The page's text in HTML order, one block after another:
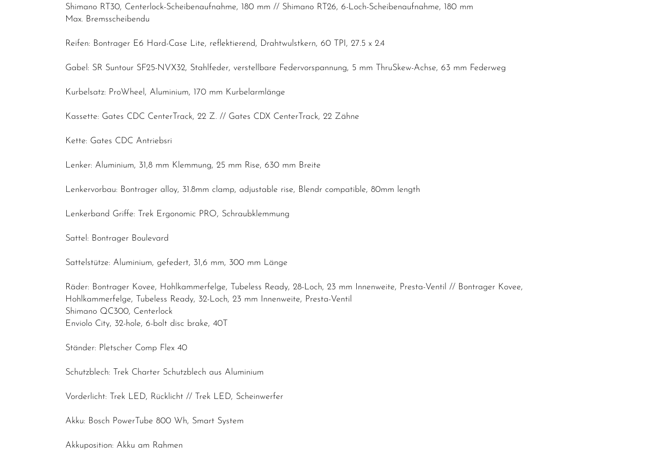
Shimano RT30, Centerlock-Scheibenaufnahme, 180 mm // Shimano RT26, 6-Loch-Scheibenaufnahme, 180 mm
Max. Bremsscheibendu
Reifen: Bontrager E6 Hard-Case Lite, reflektierend, Drahtwulstkern, 60 TPI, 27.5 x 2.4
Gabel: SR Suntour SF25-NVX32, Stahlfeder, verstellbare Federvorspannung, 5 mm ThruSkew-Achse, 63 mm Federweg
Kurbelsatz: ProWheel, Aluminium, 170 mm Kurbelarmlänge
Kassette: Gates CDC CenterTrack, 22 Z. // Gates CDX CenterTrack, 22 Zähne
Kette: Gates CDC Antriebsri
Lenker: Aluminium, 31,8 mm Klemmung, 25 mm Rise, 630 mm Breite
Lenkervorbau: Bontrager alloy, 31.8mm clamp, adjustable rise, Blendr compatible, 80mm length
Lenkerband Griffe: Trek Ergonomic PRO, Schraubklemmung
Sattel: Bontrager Boulevard
Sattelstütze: Aluminium, gefedert, 31,6 mm, 300 mm Länge
Räder: Bontrager Kovee, Hohlkammerfelge, Tubeless Ready, 28-Loch, 23 mm Innenweite, Presta-Ventil // Bontrager Kovee,
Hohlkammerfelge, Tubeless Ready, 32-Loch, 23 mm Innenweite, Presta-Ventil
Shimano QC300, Centerlock
Enviolo City, 32-hole, 6-bolt disc brake, 40T
Ständer: Pletscher Comp Flex 40
Schutzblech: Trek Charter Schutzblech aus Aluminium
Vorderlicht: Trek LED, Rücklicht // Trek LED, Scheinwerfer
Akku: Bosch PowerTube 800 Wh, Smart System
Akkuposition: Akku am Rahmen